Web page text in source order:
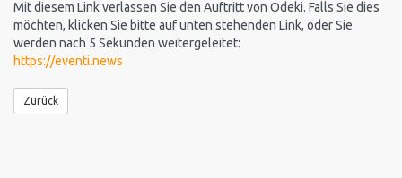
Mit diesem Link verlassen Sie den Auftritt von Odeki. Falls Sie dies
möchten, klicken Sie bitte auf unten stehenden Link, oder Sie
werden nach 5 Sekunden weitergeleitet:
https://eventi.news
Zurück